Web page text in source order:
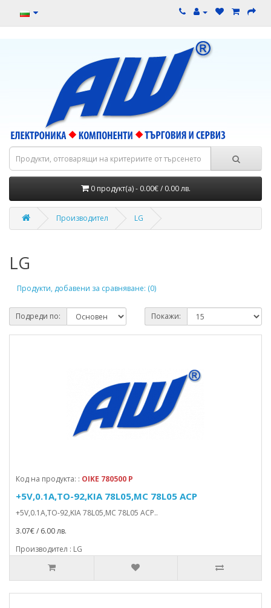
0 продукт(а) - 0.00€ / 0.00 лв.
Производител LG
LG
Продукти, добавени за сравняване: (0)
Подреди по: Покажи:
Код на продукта: : OIKE 780500 P
+5V,0.1A,TO-92,KIA 78L05,MC 78L05 ACP
+5V,0.1A,TO-92,KIA 78L05,MC 78L05 ACP..
3.07€ / 6.00 лв.
Производител : LG